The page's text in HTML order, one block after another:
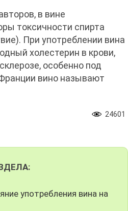
в вине
токсичности спирта
При употреблении вина
холестерин в крови,
особенно под
вино называют
24601
употребления вина на